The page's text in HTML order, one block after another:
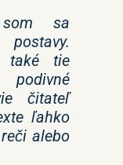
sa
také tie
čitateľ
ľahko
alebo